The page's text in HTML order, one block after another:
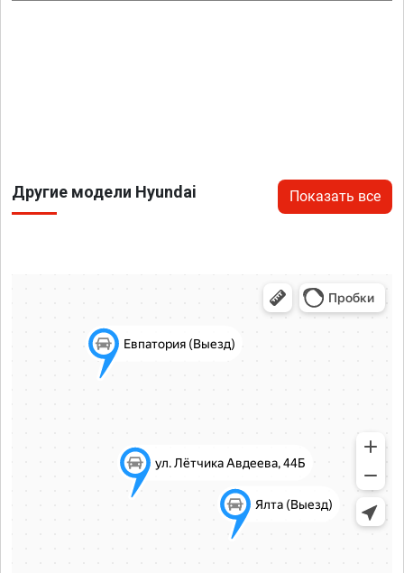
Другие модели Hyundai Показать все